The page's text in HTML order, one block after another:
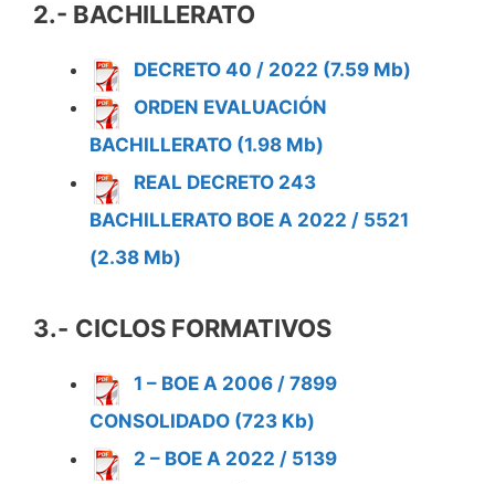
2.- BACHILLERATO
DECRETO 40 / 2022 (7.59 Mb)
ORDEN EVALUACIÓN
BACHILLERATO (1.98 Mb)
REAL DECRETO 243
BACHILLERATO BOE A 2022 / 5521
(2.38 Mb)
3.- CICLOS FORMATIVOS
1 – BOE A 2006 / 7899
CONSOLIDADO (723 Kb)
2 – BOE A 2022 / 5139